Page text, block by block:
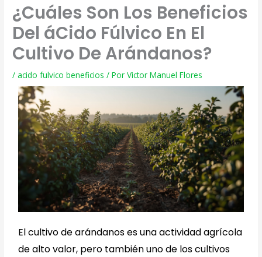
¿Cuáles Son Los Beneficios
Del áCido Fúlvico En El
Cultivo De Arándanos?
/acido fulvico beneficios / PorVictor Manuel Flores
El cultivo de arándanos es una actividad agrícola
de alto valor, pero también uno de los cultivos